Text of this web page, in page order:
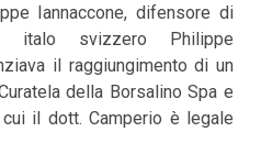
Iannaccone, difensore di
italo svizzero Philippe
il raggiungimento di un
della Borsalino Spa e
il dott. Camperio è legale